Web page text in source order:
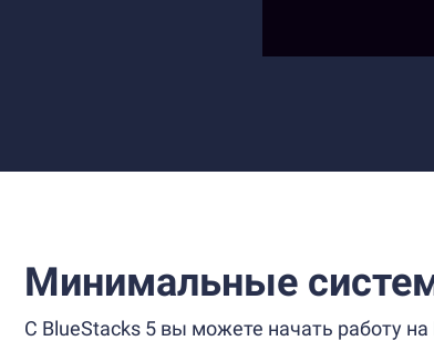
Минимальные
С BlueStacks 5 вы можете начать работу